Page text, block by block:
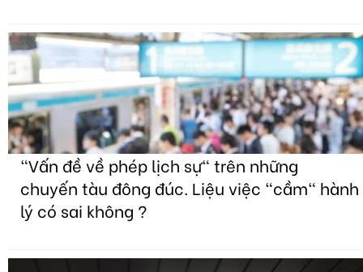
"Vấn đề về phép lịch sự" trên những
chuyến tàu đông đúc. Liệu việc "cầm" hành
lý có sai không ?